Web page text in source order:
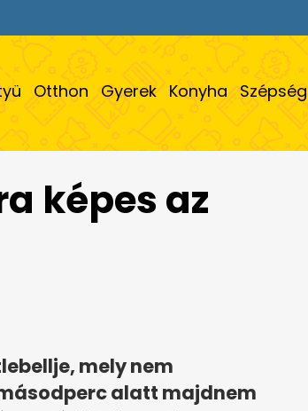
Otthon Gyerek Konyha Szépség
képes az
mely nem
alatt majdnem